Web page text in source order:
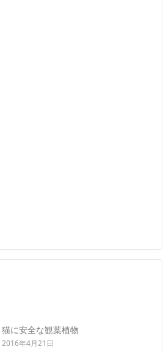
猫に安全な観葉植物
2016年4月21日